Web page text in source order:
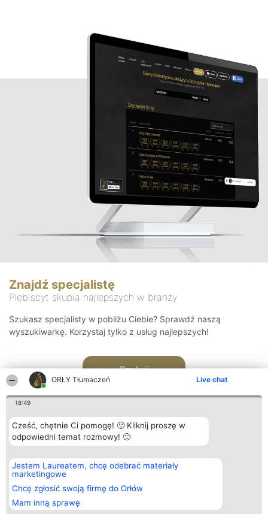
ORŁY Tłumaczeń Live chat
18:49
Cześć, chętnie Ci pomogę! 🙂 Kliknij proszę w
odpowiedni temat rozmowy! 🙂
Jestem Laureatem, chcę odebrać materiały
marketingowe
Chcę zgłosić swoją firmę do Orłów
Mam inną sprawę
Znajdź specjalistę
Plebiscyt skupia najlepszych w branży
Szukasz specjalisty w pobliżu Ciebie? Sprawdź naszą
wyszukiwarkę. Korzystaj tylko z usług najlepszych!
Szukaj
Organizator plebiscytu
Bright Side Solutions sp. z o.
o. sp. k.
ul. Ruska 22
Wrocław 50-079
KRS 0000749100 | Regon
381313360 | NIP 8943132676
Plebiscyt
Laureaci
wszystkich
Laureatów
Regulamin
Kontakt
Kontakt